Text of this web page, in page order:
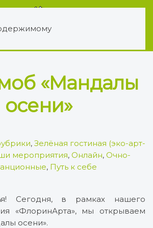
«Мандалы
осени»
, Зелёная гостиная (эко-арт-
мероприятия, Онлайн, Очно-
, Путь к себе
Сегодня, в рамках нашего
«ФлоринАрта», мы открываем
осени».